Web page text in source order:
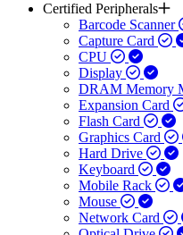
Certified Peripherals
Barcode Scanner
Capture Card
CPU
Display
DRAM Memory
Expansion Card
Flash Card
Graphics Card
Hard Drive
Keyboard
Mobile Rack
Mouse
Network Card